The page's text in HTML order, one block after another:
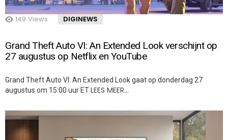
149 Views DIGINEWS
Grand Theft Auto VI: An Extended Look verschijnt op
27 augustus op Netflix en YouTube
Grand Theft Auto VI: An Extended Look gaat op donderdag 27
augustus om 15:00 uur ETLEES MEER…